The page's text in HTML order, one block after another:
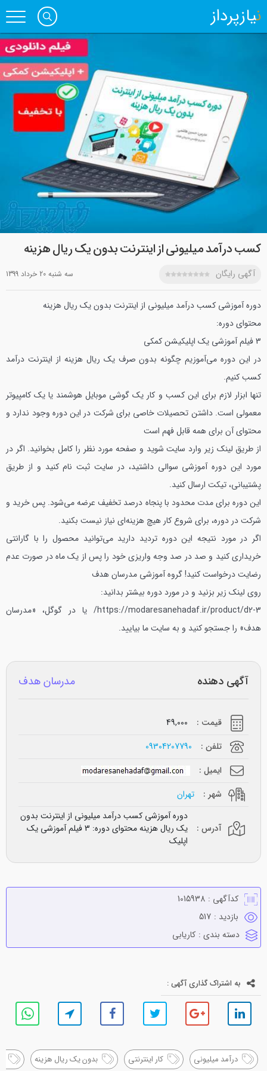
نیازپرداز
کسب درآمد میلیونی از اینترنت بدون یک ریال هزینه
آگهی رایگان سه شنبه 20 خرداد 1399
دوره آموزشی کسب درآمد میلیونی از اینترنت بدون یک ریال هزینه
محتوای دوره:
3 فیلم آموزشی
یک اپلیکیشن کمکی
در این دوره می‌آموزیم چگونه بدون صرف یک ریال هزینه از اینترنت درآمد
کسب کنیم.
تنها ابزار لازم برای این کسب و کار یک گوشی موبایل هوشمند یا یک کامپیوتر
معمولی است. داشتن تحصیلات خاصی برای شرکت در این دوره وجود ندارد و
محتوای آن برای همه قابل فهم است
از طریق لینک زیر وارد سایت شوید و صفحه مورد نظر را کامل بخوانید. اگر در
مورد این دوره آموزشی سوالی داشتید، در سایت ثبت نام کنید و از طریق
پشتیبانی، تیکت ارسال کنید.
این دوره برای مدت محدود با پنجاه درصد تخفیف عرضه می‌شود. پس خرید و
شرکت در دوره، برای شروع کار هیچ هزینه‌ای نیاز نیست بکنید.
اگر در مورد نتیجه این دوره تردید دارید می‌توانید محصول را با گارانتی
خریداری کنید و صد در صد وجه واریزی خود را پس از یک ماه در صورت عدم
رضایت درخواست کنید!گروه آموزشی مدرسان هدف
روی لینک زیر بزنید و در مورد دوره بیشتر بدانید:
https://modaresanehadaf.ir/product/d2-3/
یا در گوگل، «مدرسان
هدف» را جستجو کنید و به سایت ما بیایید.
آگهی دهنده مدرسان هدف
قیمت :
49,000
تلفن :
09304207790
ایمیل :
شهر :
تهران
آدرس :
دوره آموزشی کسب درآمد میلیونی از اینترنت بدون
یک ریال هزینه محتوای دوره: 3 فیلم آموزشی یک
اپلیک
کدآگهی : 1015938
بازدید : 517
دسته بندی : كاريابي
به اشتراک گذاری آگهی :
درآمد میلیونی کار اینترنتی بدون یک ریال هزینه